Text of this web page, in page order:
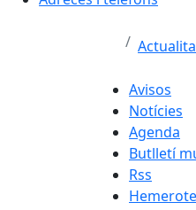
Avisos
Notícies
Agenda
Butlletí
Rss